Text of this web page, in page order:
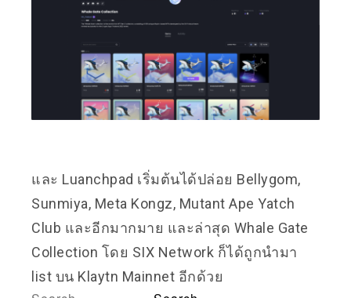
และ Luanchpad เริ่มต้นได้ปล่อย Bellygom,
Sunmiya, Meta Kongz, Mutant Ape Yatch
Club และอีกมากมาย และล่าสุด Whale Gate
Collection โดย SIX Network ก็ได้ถูกนำมา
list บน Klaytn Mainnet อีกด้วย